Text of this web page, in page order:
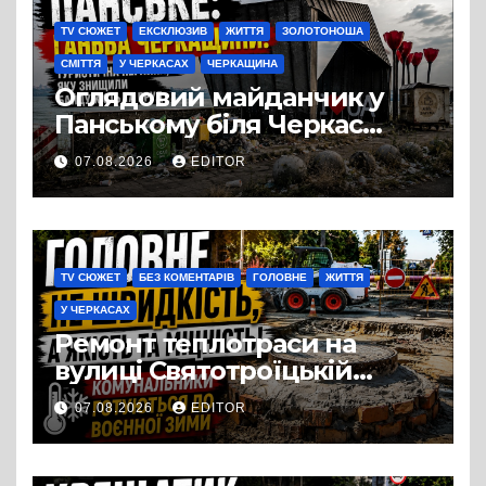
TV СЮЖЕТ ЕКСКЛЮЗИВ ЖИТТЯ ЗОЛОТОНОША
СМІТТЯ У ЧЕРКАСАХ ЧЕРКАЩИНА
Оглядовий майданчик у
Панському біля Черкас
перетворився на занедбане
сміттєзвалище
07.08.2026 EDITOR
TV СЮЖЕТ БЕЗ КОМЕНТАРІВ ГОЛОВНЕ ЖИТТЯ
У ЧЕРКАСАХ
Ремонт теплотраси на
вулиці Святотроїцькій
затягнувся порівняно із
запланованими термінами.
Вулицю досі не відкрили
для руху
07.08.2026 EDITOR